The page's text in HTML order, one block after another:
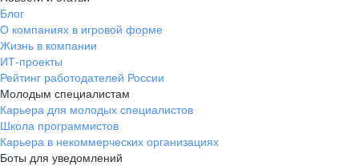
Блог
О компаниях в игровой форме
Жизнь в компании
ИТ-проекты
Рейтинг работодателей России
Молодым специалистам
Карьера для молодых специалистов
Школа программистов
Карьера в некоммерческих организациях
Боты для уведомлений